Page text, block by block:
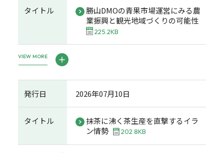
タイトル
勝山DMOの青果市場運営にみる農
業振興と観光地域づくりの可能性
225.2KB
VIEW MORE
発行日 2026年07月10日
タイトル
抹茶に沸く茶生産を直撃するイラ
ン情勢
202.8KB